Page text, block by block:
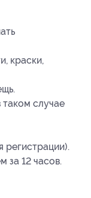
краски,
таком случае
регистрации).
за 12 часов.